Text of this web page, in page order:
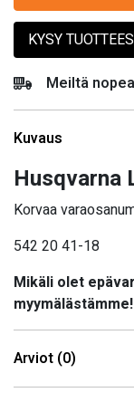
KYSY
Meiltä
Kuvaus
Husqvarna
Korvaa
542 20 41-18
Mikäli olet
myymälästämme!
Arviot (0)